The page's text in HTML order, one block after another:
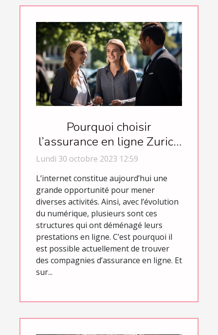
Pourquoi choisir
l’assurance en ligne Zurich
Connect ?
Lundi 30 octobre 2023 12:59
L’internet constitue aujourd’hui une
grande opportunité pour mener
diverses activités. Ainsi, avec l’évolution
du numérique, plusieurs sont ces
structures qui ont déménagé leurs
prestations en ligne. C’est pourquoi il
est possible actuellement de trouver
des compagnies d’assurance en ligne. Et
sur...